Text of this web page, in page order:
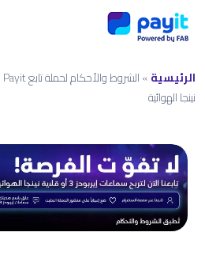
الرئيسية»
نينجا الهوائية